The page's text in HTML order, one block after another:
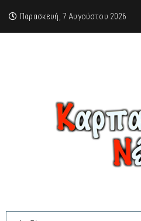
Παρασκευή, 7 Αυγούστου 2026